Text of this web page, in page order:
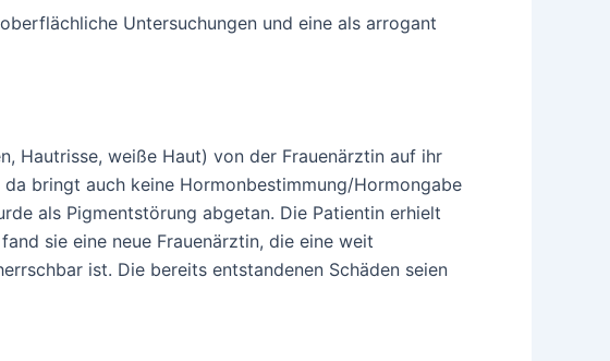
Untersuchungen und eine als arrogant
Hautrisse, weiße Haut) von der Frauenärztin auf ihr
bringt auch keine Hormonbestimmung/Hormongabe
als Pigmentstörung abgetan. Die Patientin erhielt
sie eine neue Frauenärztin, die eine weit
ist. Die bereits entstandenen Schäden seien